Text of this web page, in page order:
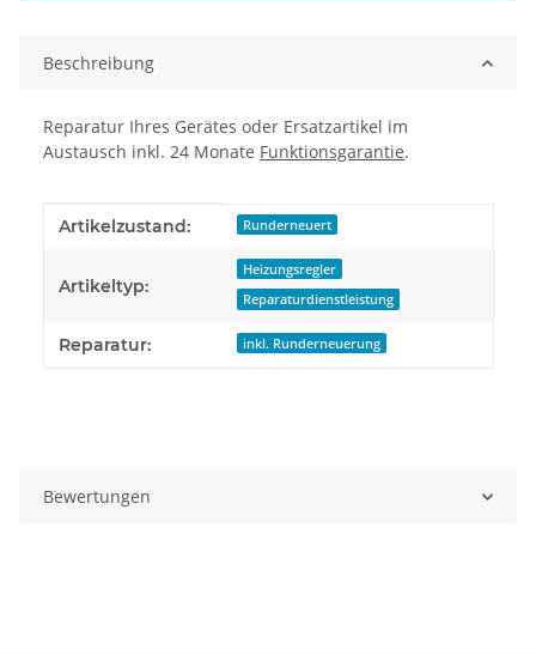
Beschreibung
Reparatur Ihres Gerätes oder Ersatzartikel im
Austausch inkl. 24 Monate Funktionsgarantie.
Produkteigenschaft
Wert
Artikelzustand: Runderneuert
Artikeltyp:
Heizungsregler
Reparaturdienstleistung
Reparatur: inkl. Runderneuerung
Bewertungen